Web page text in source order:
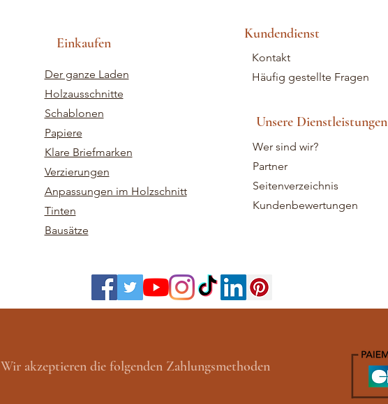
Einkaufen
Der ganze Laden
Holzausschnitte
Schablonen
Papiere
Klare Briefmarken
Verzierungen
Anpassungen im Holzschnitt
Tinten
Bausätze
Wir akzeptieren die folgenden Zahlungsmethoden
Wer sind wir?
Partner
Seitenverzeichnis
Kundenbewertungen
Unsere Dienstleistungen
Kontakt
Häufig gestellte Fragen
Kundendienst